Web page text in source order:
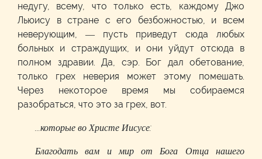
недугу, всему, что только есть, каждому Джо
Льюису в стране с его безбожностью, и всем
неверующим, — пусть приведут сюда любых
больных и страждущих, и они уйдут отсюда в
полном здравии. Да, сэр. Бог дал обетование,
только грех неверия может этому помешать.
Через некоторое время мы собираемся
разобраться, что это за грех, вот.
...которые во Христе Иисусе:
Благодать вам и мир от Бога Отца нашего